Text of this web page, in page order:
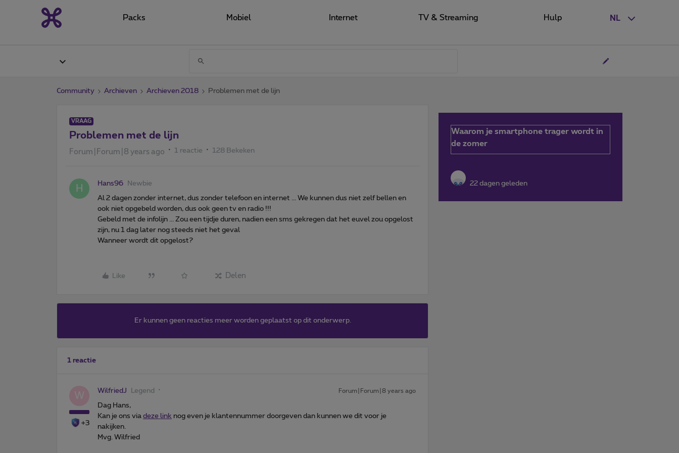
NL
Packs Mobiel Internet TV & Streaming Hulp
Community Archieven Archieven 2018 Problemen met de lijn
VRAAG
Problemen met de lijn
Forum|Forum|8 years ago 1 reactie 128 Bekeken
H Hans96 Newbie
Al 2 dagen zonder internet, dus zonder telefoon en internet ... We kunnen dus niet zelf bellen en
ook niet opgebeld worden, dus ook geen tv en radio !!!
Gebeld met de infolijn ... Zou een tijdje duren, nadien een sms gekregen dat het euvel zou opgelost
zijn, nu 1 dag later nog steeds niet het geval
Wanneer wordt dit opgelost?
Like Delen
Er kunnen geen reacties meer worden geplaatst op dit onderwerp.
1 reactie
W
+3
WilfriedJ Legend Forum|Forum|8 years ago
Dag Hans,
Kan je ons via deze link nog even je klantennummer doorgeven dan kunnen we dit voor je
nakijken.
Mvg. Wilfried
Waarom je smartphone trager wordt in
de zomer
22 dagen geleden